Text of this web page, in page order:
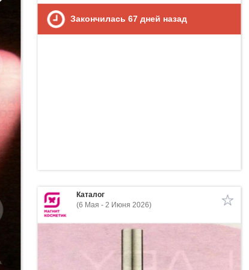
Закончилась 67 дней назад
Каталог
(6 Мая - 2 Июня 2026)